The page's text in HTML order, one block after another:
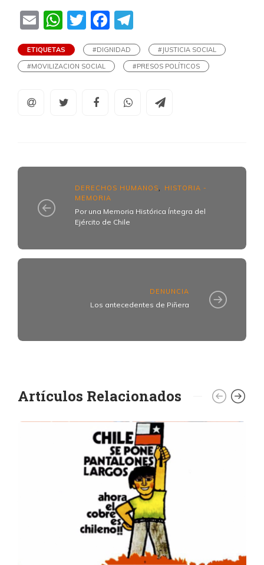
EmailWhatsApp
TwitterFacebook
ETIQUETAS #DIGNIDAD
#JUSTICIA SOCIAL
#MOVILIZACION SOCIAL
#PRESOS POLÍTICOS
DERECHOS HUMANOS
HISTORIA -
MEMORIA
Por una Memoria Histórica Íntegra del
Ejército de Chile
DENUNCIA
Los antecedentes de Piñera
Artículos Relacionados